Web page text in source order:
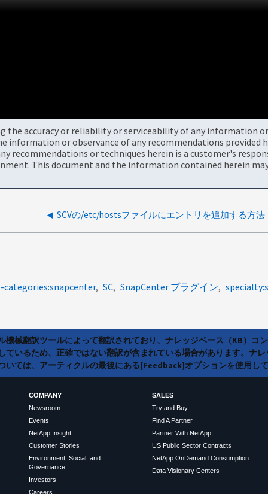
the accuracy or reliability or serviceability of any information
information or observance of any recommendations provided
or techniques herein is a customer's
This document and the information contained herein
SCVの/etc/hostsファイルにエントリを追加する方法
categories:snapcenter SC SnapCenter プラグイン
機械翻訳ツールによって翻訳されており、ナレッジベース（KB）コ
ているため、正確ではない翻訳が含まれている場合があります。ナ
いては、アーティクルの最後にある[Feedback]オプションを使用し
COMPANY
Newsroom
Events
NetApp Insight
Customer Stories
Environment, Social, and
Governance
Investors
Careers
SALES
Try and Buy
Find A Partner
Partner With NetApp
US Public Sector Contracts
NetApp OnDemand Consumption
Data Visionary Centers